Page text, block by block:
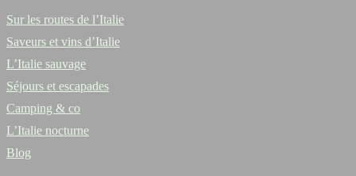
Sur les routes de l’Italie
Saveurs et vins d’Italie
L’Italie sauvage
Séjours et escapades
Camping & co
L’Italie nocturne
Blog